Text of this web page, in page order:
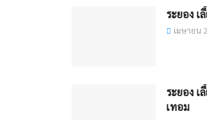
ระยอง
เมษายน
ระยอง เ
เทอม